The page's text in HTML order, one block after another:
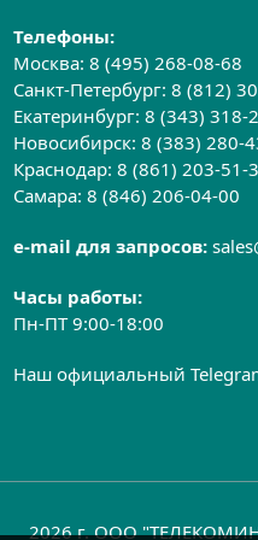
Телефоны:
Москва:8 (495) 268-08-68
Санкт-Петербург:8 (812)
Екатеринбург:8 (343) 318-
Новосибирск:8 (383) 280-
Краснодар:8 (861) 203-51-
Самара:8 (846) 206-04-00
e-mail для запросов:
Часы работы:
Пн-ПТ 9:00-18:00
Наш официальный
2026 г. ООО